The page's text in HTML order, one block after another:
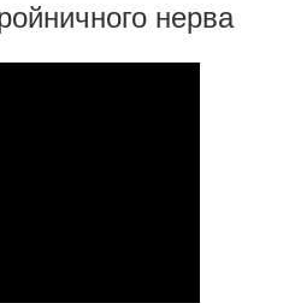
нерва